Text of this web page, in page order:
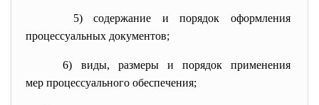
5) содержание и порядок оформления
процессуальных документов;
6) виды, размеры и порядок применения
мер процессуального обеспечения;